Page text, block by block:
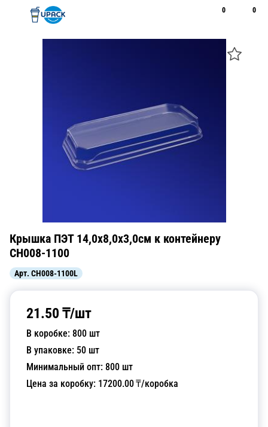
0 0
Крышка ПЭТ 14,0х8,0х3,0см к контейнеру
CH008-1100
Арт. CH008-1100L
21.50 ₸/шт
В коробке: 800 шт
В упаковке: 50 шт
Минимальный опт: 800 шт
Цена за коробку: 17200.00₸/коробка